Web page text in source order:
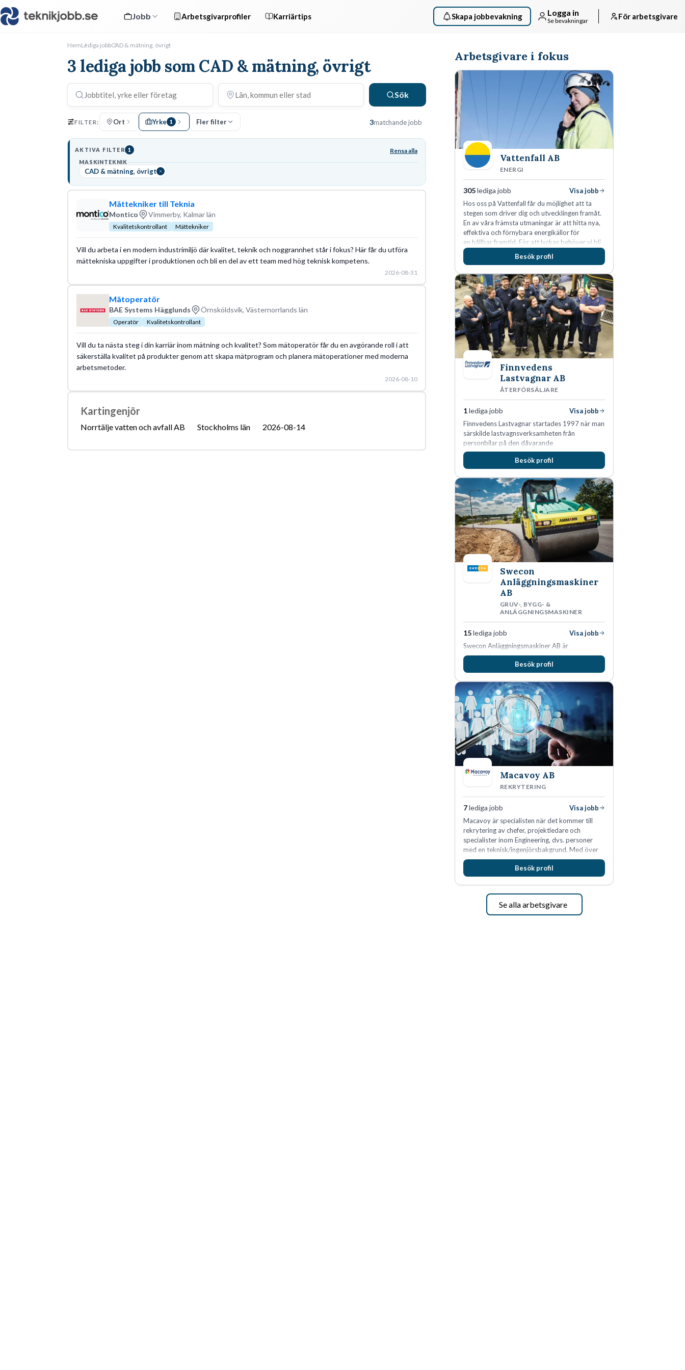
Jobb Arbetsgivarprofiler Karriärtips Skapa jobbevakning Logga in
Se bevakningar För arbetsgivare
HemLediga jobbCAD & mätning, övrigt
3 lediga jobb som CAD & mätning, övrigt
Sök
FILTER: Ort Yrke 1 Fler filter 3matchande jobb
AKTIVA FILTER 1 Rensa alla
MASKINTEKNIK
CAD & mätning, övrigt
Mättekniker till Teknia
Montico Vimmerby, Kalmar län
Kvalitetskontrollant Mättekniker
Vill du arbeta i en modern industrimiljö där kvalitet, teknik och noggrannhet står i fokus? Här får du utföra
mättekniska uppgifter i produktionen och bli en del av ett team med hög teknisk kompetens.
2026-08-31
Mätoperatör
BAE Systems Hägglunds Örnsköldsvik, Västernorrlands län
Operatör Kvalitetskontrollant
Vill du ta nästa steg i din karriär inom mätning och kvalitet? Som mätoperatör får du en avgörande roll i att
säkerställa kvalitet på produkter genom att skapa mätprogram och planera mätoperationer med moderna
arbetsmetoder.
2026-08-10
Kartingenjör
Norrtälje vatten och avfall AB Stockholms län 2026-08-14
Arbetsgivare i fokus
Vattenfall AB
ENERGI
305lediga jobb
Visa jobb
Hos oss på Vattenfall får du möjlighet att ta
stegen som driver dig och utvecklingen framåt.
En av våra främsta utmaningar är att hitta nya,
effektiva och förnybara energikällor för
en hållbar framtid. För att lyckas behöver vi bli
fler medarbetare som vill göra skillnad.
Besök profil
Finnvedens
Lastvagnar AB
ÅTERFÖRSÄLJARE
1lediga jobb
Visa jobb
Finnvedens Lastvagnar startades 1997 när man
särskilde lastvagnsverksamheten från
personbilar på den dåvarande
huvudanläggningen i Värnamo. Sedan dess har
man expanderat kraftigt genom ett antal
den största privata återförsäljaren av Volvo
Lastvagnar och finns representerade på 20
orter i södra Sverige.
Besök profil
Swecon
Anläggningsmaskiner
AB
GRUV-, BYGG- &
ANLÄGGNINGSMASKINER
15lediga jobb
Visa jobb
Swecon Anläggningsmaskiner AB är
återförsäljare av Volvo Construction Equipment
i Sverige, Estland, Lettland, Litauen samt delar
av Tyskland.
Besök profil
Macavoy AB
REKRYTERING
7lediga jobb
Visa jobb
Macavoy är specialisten när det kommer till
rekrytering av chefer, projektledare och
specialister inom Engineering, dvs. personer
med en teknisk/ingenjörsbakgrund. Med över
15 års erfarenhet och 400 lyckade
rekryteringar kan Macavoy erbjuda
konsultation i en rekrytering som gör skillnad.
Besök profil
Se alla arbetsgivare